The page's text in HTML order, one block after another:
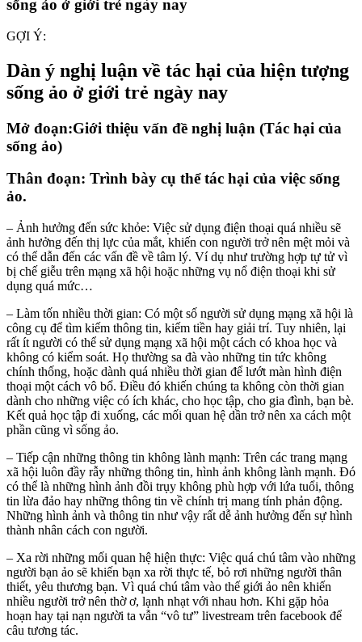
sống ảo ở giới trẻ ngày nay
GỢI Ý:
Dàn ý nghị luận về tác hại của hiện tượng
sống ảo ở giới trẻ ngày nay
Mở đoạn:Giới thiệu vấn đề nghị luận (Tác hại của
sống ảo)
Thân đoạn: Trình bày cụ thể tác hại của việc sống
ảo.
– Ảnh hưởng đến sức khỏe: Việc sử dụng điện thoại quá nhiều sẽ
ảnh hưởng đến thị lực của mắt, khiến con người trở nên mệt mỏi và
có thể dẫn đến các vấn đề về tâm lý. Ví dụ như trường hợp tự tử vì
bị chế giễu trên mạng xã hội hoặc những vụ nổ điện thoại khi sử
dụng quá mức…
– Làm tốn nhiều thời gian: Có một số người sử dụng mạng xã hội là
công cụ để tìm kiếm thông tin, kiếm tiền hay giải trí. Tuy nhiên, lại
rất ít người có thể sử dụng mạng xã hội một cách có khoa học và
không có kiểm soát. Họ thường sa đà vào những tin tức không
chính thống, hoặc dành quá nhiều thời gian để lướt màn hình điện
thoại một cách vô bổ. Điều đó khiến chúng ta không còn thời gian
dành cho những việc có ích khác, cho học tập, cho gia đình, bạn bè.
Kết quả học tập đi xuống, các mối quan hệ dần trở nên xa cách một
phần cũng vì sống ảo.
– Tiếp cận những thông tin không lành mạnh: Trên các trang mạng
xã hội luôn đầy rẫy những thông tin, hình ảnh không lành mạnh. Đó
có thể là những hình ảnh đồi trụy không phù hợp với lứa tuổi, thông
tin lừa đảo hay những thông tin về chính trị mang tính phản động.
Những hình ảnh và thông tin như vậy rất dễ ảnh hưởng đến sự hình
thành nhân cách con người.
– Xa rời những mối quan hệ hiện thực: Việc quá chú tâm vào những
người bạn ảo sẽ khiến bạn xa rời thực tế, bỏ rơi những người thân
thiết, yêu thương bạn. Vì quá chú tâm vào thế giới ảo nên khiến
nhiều người trở nên thờ ơ, lạnh nhạt với nhau hơn. Khi gặp hỏa
hoạn hay tại nạn người ta vẫn “vô tư” livestream trên facebook để
câu tương tác.